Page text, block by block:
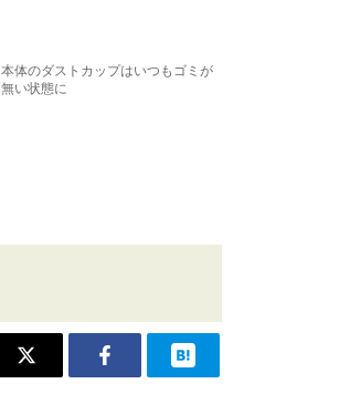
本体のダストカップはいつもゴミが
無い状態に